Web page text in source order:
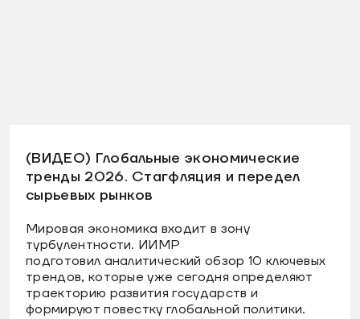
(ВИДЕО) Глобальные экономические
тренды 2026. Стагфляция и передел
сырьевых рынков
Мировая экономика входит в зону
турбулентности. ИИМР
подготовил аналитический обзор 10 ключевых
трендов, которые уже сегодня определяют
траекторию развития государств и
формируют повестку глобальной политики.